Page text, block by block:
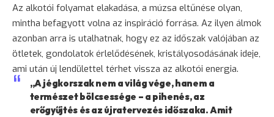
Az alkotói folyamat elakadása, a múzsa eltűnése olyan,
mintha befagyott volna az inspiráció forrása. Az ilyen álmok
azonban arra is utalhatnak, hogy ez az időszak valójában az
ötletek, gondolatok érlelődésének, kristályosodásának ideje,
ami után új lendülettel térhet vissza az alkotói energia.
„A jégkorszak nem a világ vége, hanem a
természet bölcsessége – a pihenés, az
erőgyűjtés és az újratervezés időszaka. Amit